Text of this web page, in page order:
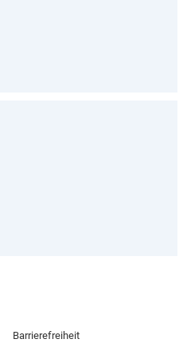
Barrierefreiheit